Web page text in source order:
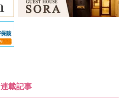
連載記事